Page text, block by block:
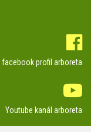
facebook profil arboreta
Youtube kanál arboreta